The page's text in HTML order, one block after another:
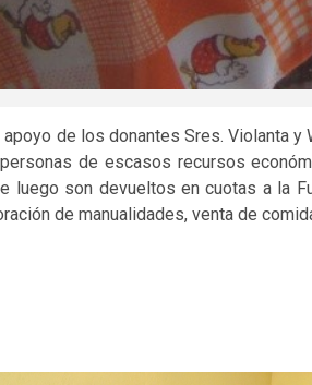
de los donantes Sres. Violanta
de escasos recursos
luego son devueltos en cuotas a la
de manualidades, venta de